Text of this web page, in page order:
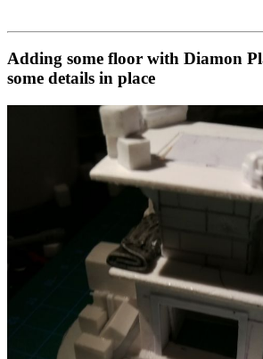
Adding some floor with Diamon
some details in place